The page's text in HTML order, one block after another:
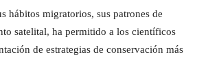
hábitos migratorios, sus patrones de
satelital, ha permitido a los científicos
de estrategias de conservación más